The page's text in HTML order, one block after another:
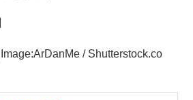
/ Shutterstock.co